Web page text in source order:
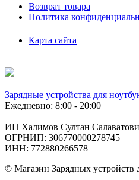
Возврат товара
Политика
Карта сайта
Зарядные устройства для
Ежедневно: 8:00 - 20:00
ИП Халимов Султан
ОГРНИП: 306770000278745
ИНН: 772880266578
© Магазин Зарядных устройств